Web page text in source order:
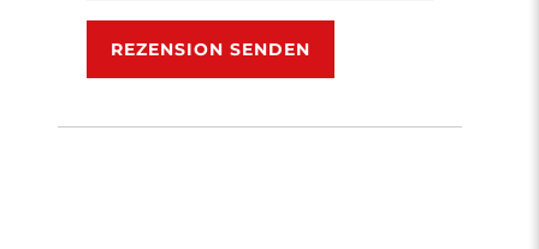
Rezensionstext
REZENSION SENDEN